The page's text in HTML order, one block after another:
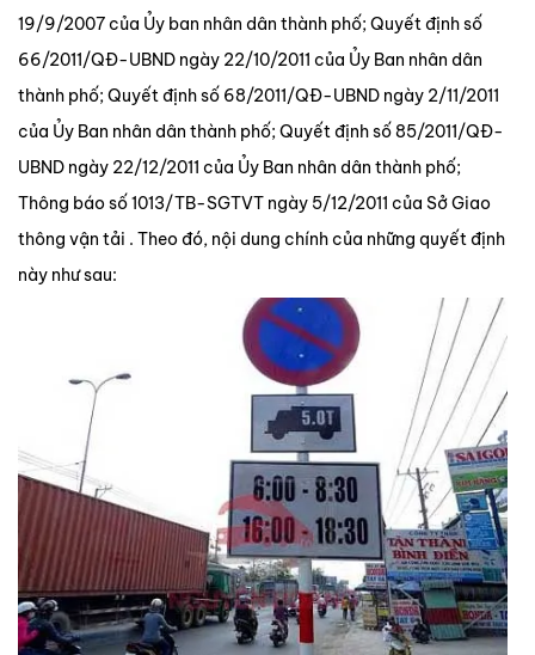
19/9/2007 của Ủy ban nhân dân thành phố; Quyết định số
66/2011/QĐ-UBND ngày 22/10/2011 của Ủy Ban nhân dân
thành phố; Quyết định số 68/2011/QĐ-UBND ngày 2/11/2011
của Ủy Ban nhân dân thành phố; Quyết định số 85/2011/QĐ-
UBND ngày 22/12/2011 của Ủy Ban nhân dân thành phố;
Thông báo số 1013/TB-SGTVT ngày 5/12/2011 của Sở Giao
thông vận tải . Theo đó, nội dung chính của những quyết định
này như sau: